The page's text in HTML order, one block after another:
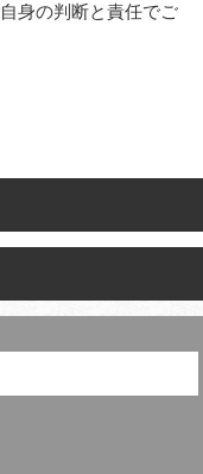
身の判断と責任でご